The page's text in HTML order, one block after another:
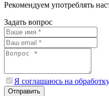
Рекомендуем употреблять
Задать вопрос
Я соглашаюсь на
Отправить